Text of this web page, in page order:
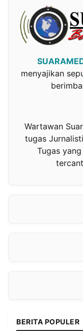
menyajikan
Wartawan
tugas
Tugas
BERITA POPULER